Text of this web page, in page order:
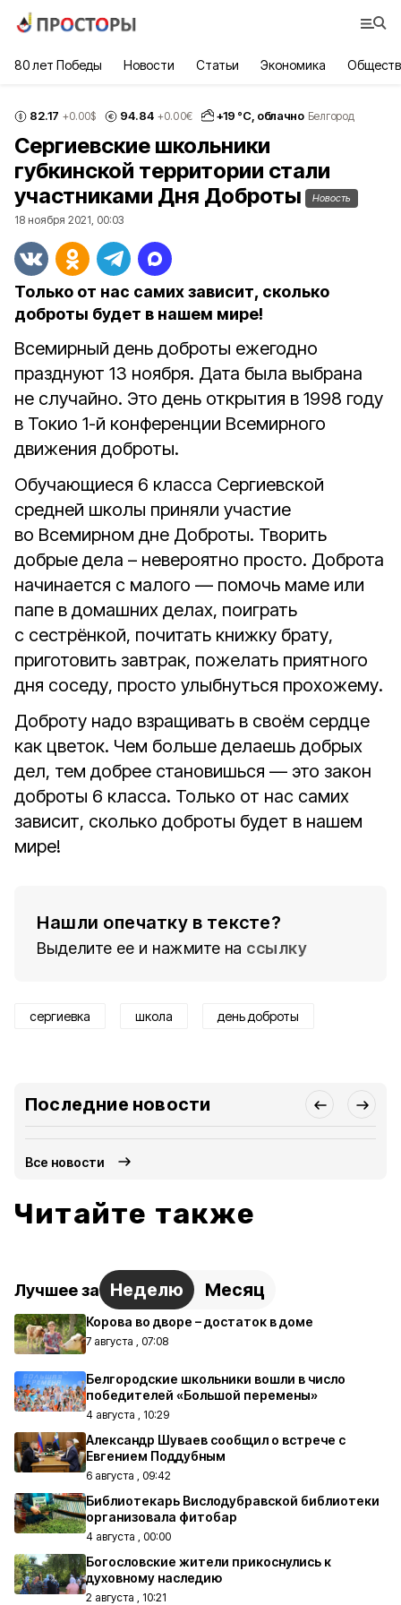
80 лет Победы Новости Статьи Экономика
82.17 +0.00$ 94.84 +0.00€ +19 °С, облачно Белгород
Сергиевские школьники
губкинской территории стали
участниками Дня Доброты
Новость
18 ноября 2021, 00:03
Только от нас самих зависит, сколько
доброты будет в нашем мире!
Всемирный день доброты ежегодно
празднуют 13 ноября. Дата была выбрана
не случайно. Это день открытия в 1998 году
в Токио 1-й конференции Всемирного
движения доброты.
Обучающиеся 6 класса Сергиевской
средней школы приняли участие
во Всемирном дне Доброты. Творить
добрые дела – невероятно просто. Доброта
начинается с малого — помочь маме или
папе в домашних делах, поиграть
с сестрёнкой, почитать книжку брату,
приготовить завтрак, пожелать приятного
дня соседу, просто улыбнуться прохожему.
Доброту надо взращивать в своём сердце
как цветок. Чем больше делаешь добрых
дел, тем добрее становишься — это закон
доброты 6 класса. Только от нас самих
зависит, сколько доброты будет в нашем
мире!
Нашли опечатку в тексте?
Выделите ее и нажмите на ссылку
сергиевка школа день доброты
Последние новости
Все новости
Читайте также
Лучшее за Неделю Месяц
Корова во дворе – достаток в доме
7 августа , 07:08
Белгородские школьники вошли в число
победителей «Большой перемены»
4 августа , 10:29
Александр Шуваев сообщил о встрече с
Евгением Поддубным
6 августа , 09:42
Библиотекарь Вислодубравской библиотеки
организовала фитобар
4 августа , 00:00
Богословские жители прикоснулись к
духовному наследию
2 августа , 10:21